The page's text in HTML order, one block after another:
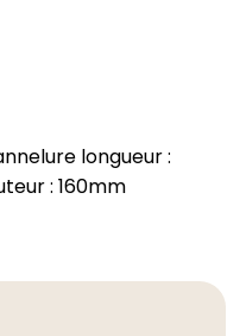
longueur :
: 160mm